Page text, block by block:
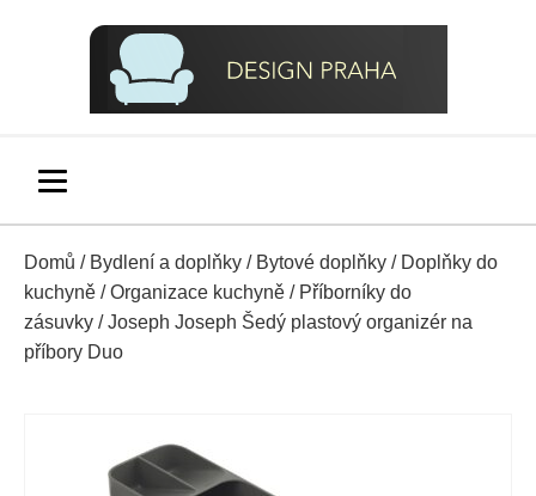
Domů / Bydlení a doplňky / Bytové doplňky / Doplňky do
kuchyně /Organizace kuchyně / Příborníky do
zásuvky / Joseph Joseph Šedý plastový organizér na
příbory Duo